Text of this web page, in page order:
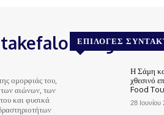
ομορφιάς του,
των αιώνων, των
και φυσικά
ΕΠΙΛΟΓΈΣ
Η Σάμη
χθεσινό
Food
28 Ιουνίου